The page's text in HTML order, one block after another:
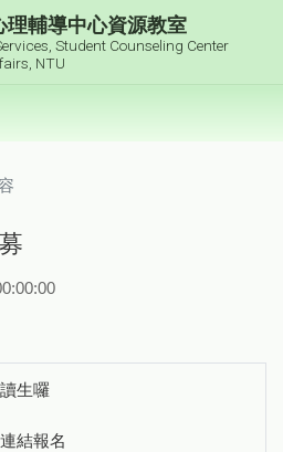
理輔導中心資源教室
Student Counseling Center
NTU
生囉
結報名